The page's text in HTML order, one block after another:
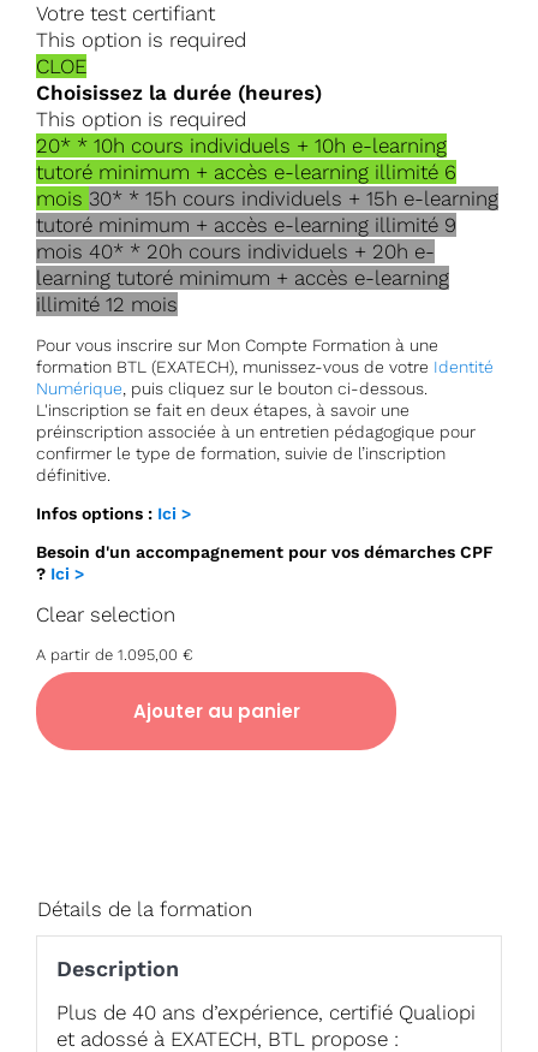
Votre test certifiant
This option is required
CLOE
Choisissez la durée (heures)
This option is required
20* * 10h cours individuels + 10h e-learning
tutoré minimum + accès e-learning illimité 6
mois 30* * 15h cours individuels + 15h e-learning
tutoré minimum + accès e-learning illimité 9
mois 40* * 20h cours individuels + 20h e-
learning tutoré minimum + accès e-learning
illimité 12 mois
Pour vous inscrire sur Mon Compte Formation à une
formation BTL (EXATECH), munissez-vous de votre Identité
Numérique , puis cliquez sur le bouton ci-dessous.
L'inscription se fait en deux étapes, à savoir une
préinscription associée à un entretien pédagogique pour
confirmer le type de formation, suivie de l’inscription
définitive.
Infos options : Ici >
Besoin d'un accompagnement pour vos démarches CPF
? Ici >
Clear selection
A partir de 1.095,00 €
Ajouter au panier
Détails de la formation
Description
Plus de 40 ans d’expérience, certifié Qualiopi
et adossé à EXATECH, BTL propose :